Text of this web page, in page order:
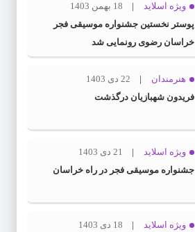
ویژه اسلاید
18 بهمن 1403
پوستر نخستین جشنواره موسیقی فجر
خراسان رضوی رونمایی شد
هنرمندان
22 دی 1403
فریدون شهبازیان درگذشت
ویژه اسلاید
21 دی 1403
جشنواره موسیقی فجر در راه خراسان
ویژه اسلاید
18 دی 1403